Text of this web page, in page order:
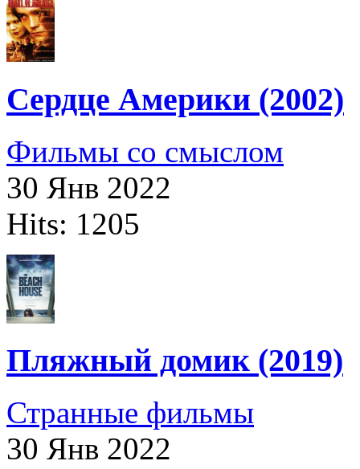
Сердце Америки (2002)
Фильмы со смыслом
30 Янв 2022
Hits: 1205
Пляжный домик (2019)
Странные фильмы
30 Янв 2022